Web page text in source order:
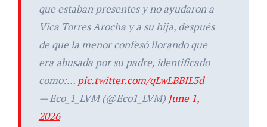
que estaban presentes y no ayudaron a
Vica Torres Arocha y a su hija, después
de que la menor confesó llorando que
era abusada por su padre, identificado
como:… pic.twitter.com/qLwLBBIL3d
— Eco_1_LVM (@Eco1_LVM) June 1,
2026